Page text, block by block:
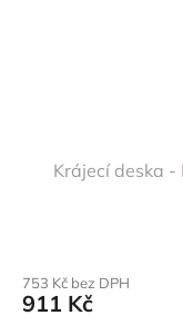
Krájecí deska -
753 Kč bez DPH
911 Kč